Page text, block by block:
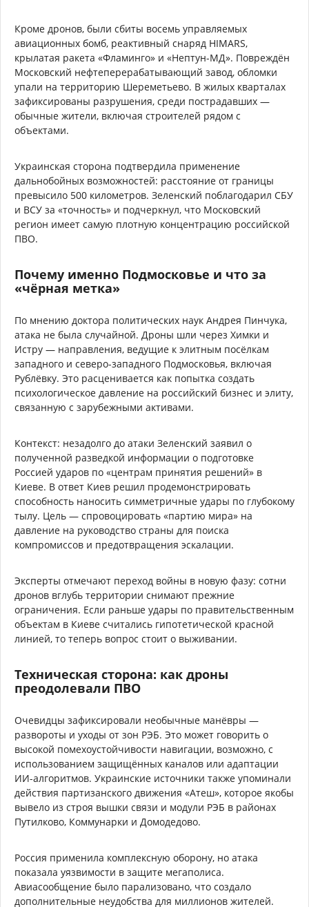
Кроме дронов, были сбиты восемь управляемых
авиационных бомб, реактивный снаряд HIMARS,
крылатая ракета «Фламинго» и «Нептун-МД». Повреждён
Московский нефтеперерабатывающий завод, обломки
упали на территорию Шереметьево. В жилых кварталах
зафиксированы разрушения, среди пострадавших —
обычные жители, включая строителей рядом с
объектами.
Украинская сторона подтвердила применение
дальнобойных возможностей: расстояние от границы
превысило 500 километров. Зеленский поблагодарил СБУ
и ВСУ за «точность» и подчеркнул, что Московский
регион имеет самую плотную концентрацию российской
ПВО.
Почему именно Подмосковье и что за
«чёрная метка»
По мнению доктора политических наук Андрея Пинчука,
атака не была случайной. Дроны шли через Химки и
Истру — направления, ведущие к элитным посёлкам
западного и северо-западного Подмосковья, включая
Рублёвку. Это расценивается как попытка создать
психологическое давление на российский бизнес и элиту,
связанную с зарубежными активами.
Контекст: незадолго до атаки Зеленский заявил о
полученной разведкой информации о подготовке
Россией ударов по «центрам принятия решений» в
Киеве. В ответ Киев решил продемонстрировать
способность наносить симметричные удары по глубокому
тылу. Цель — спровоцировать «партию мира» на
давление на руководство страны для поиска
компромиссов и предотвращения эскалации.
Эксперты отмечают переход войны в новую фазу: сотни
дронов вглубь территории снимают прежние
ограничения. Если раньше удары по правительственным
объектам в Киеве считались гипотетической красной
линией, то теперь вопрос стоит о выживании.
Техническая сторона: как дроны
преодолевали ПВО
Очевидцы зафиксировали необычные манёвры —
развороты и уходы от зон РЭБ. Это может говорить о
высокой помехоустойчивости навигации, возможно, с
использованием защищённых каналов или адаптации
ИИ-алгоритмов. Украинские источники также упоминали
действия партизанского движения «Атеш», которое якобы
вывело из строя вышки связи и модули РЭБ в районах
Путилково, Коммунарки и Домодедово.
Россия применила комплексную оборону, но атака
показала уязвимости в защите мегаполиса.
Авиасообщение было парализовано, что создало
дополнительные неудобства для миллионов жителей.